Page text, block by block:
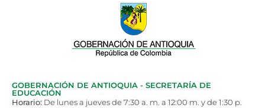
GOBERNACIÓN DE ANTIOQUIA - SECRETARÍA DE
EDUCACIÓN
Horario: De lunes a jueves de 7:30 a. m. a 12:00 m. y de 1:30 p.